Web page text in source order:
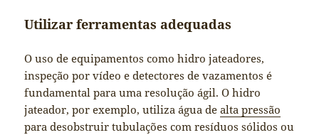
Utilizar ferramentas adequadas
O uso de equipamentos como hidro jateadores,
inspeção por vídeo e detectores de vazamentos é
fundamental para uma resolução ágil. O hidro
jateador, por exemplo, utiliza água dealta pressão
para desobstruir tubulações com resíduos sólidos ou